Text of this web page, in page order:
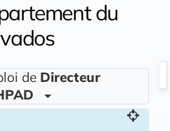
du
de Directeur